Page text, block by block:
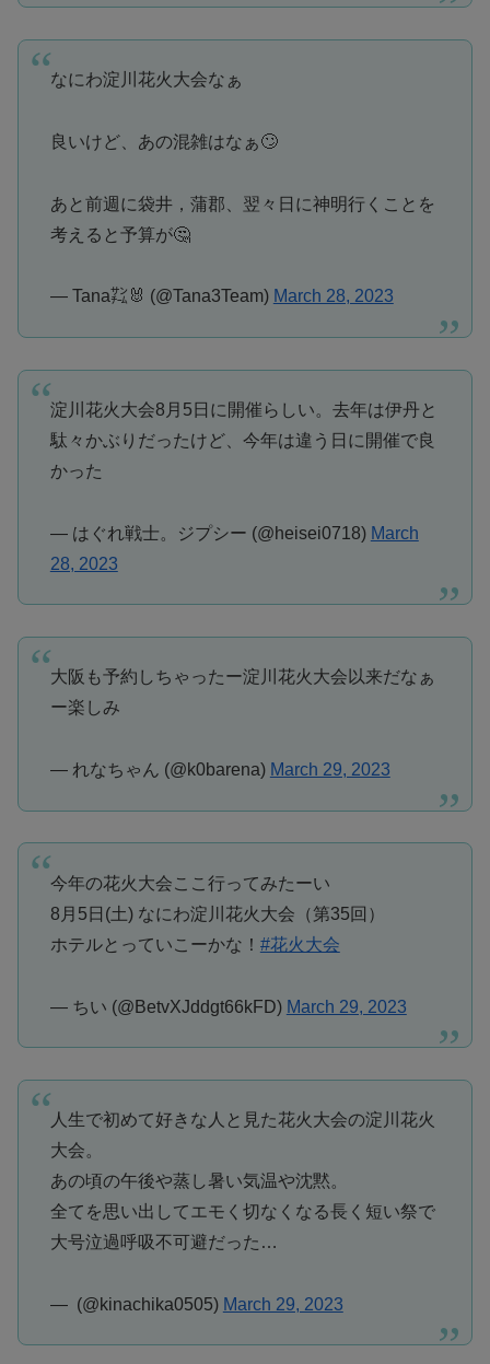
なにわ淀川花火大会なぁ
良いけど、あの混雑はなぁ🙄
あと前週に袋井，蒲郡、翌々日に神明行くことを
考えると予算が🤔
— Tana㌠🐰 (@Tana3Team) March 28, 2023
淀川花火大会8月5日に開催らしい。去年は伊丹と
駄々かぶりだったけど、今年は違う日に開催で良
かった
— はぐれ戦士。ジプシー (@heisei0718) March
28, 2023
大阪も予約しちゃったー淀川花火大会以来だなぁ
ー楽しみ
— れなちゃん (@k0barena) March 29, 2023
今年の花火大会ここ行ってみたーい
8月5日(土) なにわ淀川花火大会（第35回）
ホテルとっていこーかな！ #花火大会
— ちい (@BetvXJddgt66kFD) March 29, 2023
人生で初めて好きな人と見た花火大会の淀川花火
大会。
あの頃の午後や蒸し暑い気温や沈黙。
全てを思い出してエモく切なくなる長く短い祭で
大号泣過呼吸不可避だった…
— ‎ (@kinachika0505) March 29, 2023